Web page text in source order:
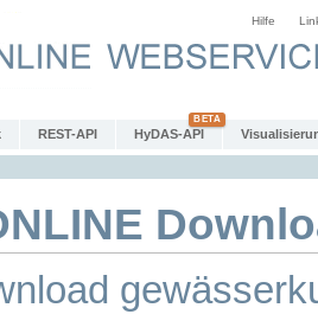
Hilfe
REST-API HyDAS-API